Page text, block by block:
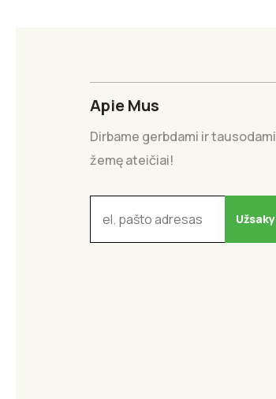
Apie Mus
Dirbame gerbdami ir tausodami
žemę ateičiai!